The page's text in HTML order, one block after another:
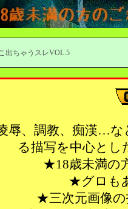
出ちゃうスレVOL.5
辱、調教、痴漢…な
る描写を中心とし
★18歳未満の
★グロも
★三次元画像